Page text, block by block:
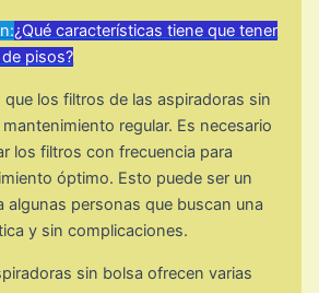
¿Qué características tiene que tener
pisos?
que los filtros de las aspiradoras sin
regular. Es necesario
los filtros con frecuencia para
óptimo. Esto puede ser un
algunas personas que buscan una
y sin complicaciones.
sin bolsa ofrecen varias